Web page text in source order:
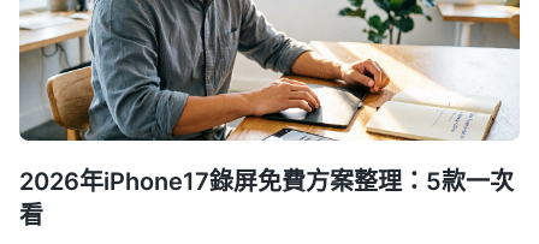
2026年iPhone17錄屏免費方案整理：5款一次
看